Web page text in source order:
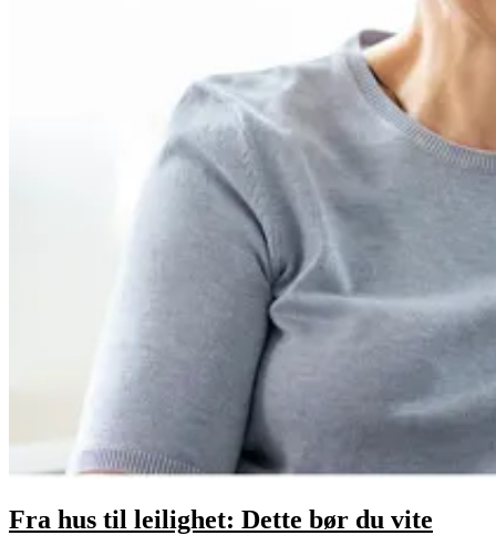
Fra hus til leilighet: Dette bør du vite